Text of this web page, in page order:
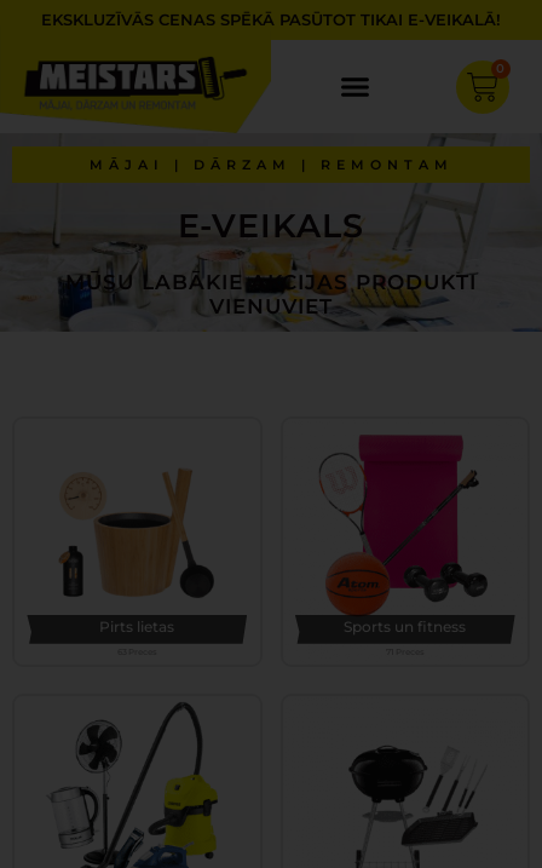
content
EKSKLUZĪVĀS CENAS SPĒKĀ PASŪTOT TIKAI E-VEIKALĀ!
0
Cart
MĀJAI | DĀRZAM | REMONTAM
E-VEIKALS
MŪSU LABĀKIE AKCIJAS PRODUKTI
VIENUVIET
Pirts lietas Sports un fitness